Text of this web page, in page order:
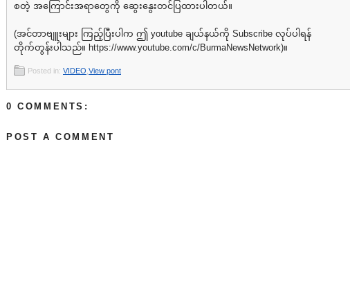
စတဲ့ အကြောင်းအရာတွေကို ဆွေးနွေးတင်ပြထားပါတယ်။
(အင်တာဗျူးများ ကြည့်ပြီးပါက ဤ youtube ချယ်နယ်ကို Subscribe လုပ်ပါရန်
တိုက်တွန်းပါသည်။ https://www.youtube.com/c/BurmaNewsNetwork)။
Posted in: VIDEO View pont
0 COMMENTS:
POST A COMMENT